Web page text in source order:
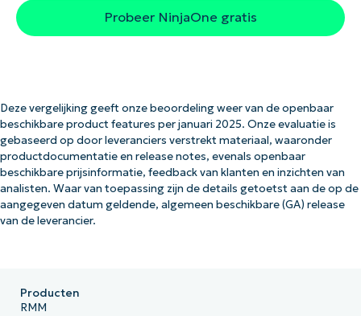
Probeer NinjaOne gratis
Deze vergelijking geeft onze beoordeling weer van de openbaar
beschikbare product features per januari 2025. Onze evaluatie is
gebaseerd op door leveranciers verstrekt materiaal, waaronder
productdocumentatie en release notes, evenals openbaar
beschikbare prijsinformatie, feedback van klanten en inzichten van
analisten. Waar van toepassing zijn de details getoetst aan de op de
aangegeven datum geldende, algemeen beschikbare (GA) release
van de leverancier.
Producten
RMM